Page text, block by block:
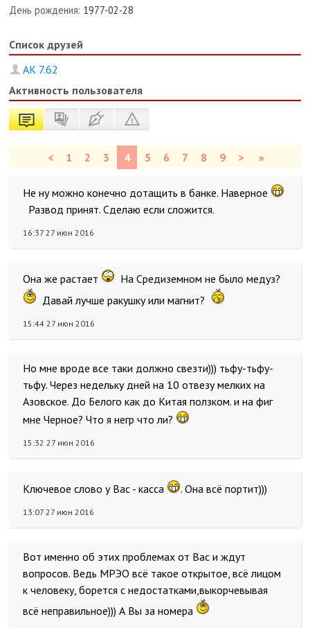
День рождения: 1977-02-28
Список друзей
АК 7.62
Активность пользователя
< 1 2 3 4 5 6 7 8 9 > »
Не ну можно конечно дотащить в банке. Наверное
Развод принят. Сделаю если сложится.
16:37 27 июн 2016
Она же растает
На Средиземном не было медуз?
Давай лучше ракушку или магнит?
15:44 27 июн 2016
Но мне вроде все таки должно свезти))) тьфу-тьфу-
тьфу. Через недельку дней на 10 отвезу мелких на
Азовское. До Белого как до Китая ползком. и на фиг
мне Черное? Что я негр что ли?
15:32 27 июн 2016
Ключевое слово у Вас - касса . Она всё портит)))
13:07 27 июн 2016
Вот именно об этих проблемах от Вас и ждут
вопросов. Ведь МРЭО всё такое открытое, всё лицом
к человеку, борется с недостатками,выкорчевывая
всё неправильное))) А Вы за номера